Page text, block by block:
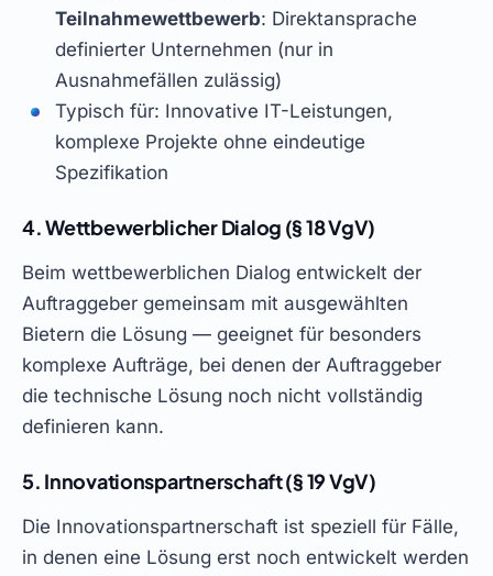
Teilnahmewettbewerb: Direktansprache
definierter Unternehmen (nur in
Ausnahmefällen zulässig)
Typisch für: Innovative IT-Leistungen,
komplexe Projekte ohne eindeutige
Spezifikation
4. Wettbewerblicher Dialog (§ 18 VgV)
Beim wettbewerblichen Dialog entwickelt der
Auftraggeber gemeinsam mit ausgewählten
Bietern die Lösung — geeignet für besonders
komplexe Aufträge, bei denen der Auftraggeber
die technische Lösung noch nicht vollständig
definieren kann.
5. Innovationspartnerschaft (§ 19 VgV)
Die Innovationspartnerschaft ist speziell für Fälle,
in denen eine Lösung erst noch entwickelt werden